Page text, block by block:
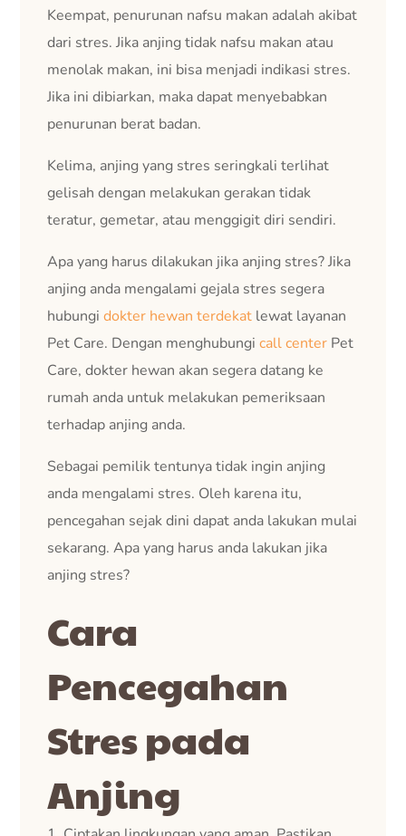
Keempat, penurunan nafsu makan adalah akibat
dari stres. Jika anjing tidak nafsu makan atau
menolak makan, ini bisa menjadi indikasi stres.
Jika ini dibiarkan, maka dapat menyebabkan
penurunan berat badan.
Kelima, anjing yang stres seringkali terlihat
gelisah dengan melakukan gerakan tidak
teratur, gemetar, atau menggigit diri sendiri.
Apa yang harus dilakukan jika anjing stres? Jika
anjing anda mengalami gejala stres segera
hubungidokter hewan terdekat lewat layanan
Pet Care. Dengan menghubungicall center Pet
Care, dokter hewan akan segera datang ke
rumah anda untuk melakukan pemeriksaan
terhadap anjing anda.
Sebagai pemilik tentunya tidak ingin anjing
anda mengalami stres. Oleh karena itu,
pencegahan sejak dini dapat anda lakukan mulai
sekarang. Apa yang harus anda lakukan jika
anjing stres?
Cara
Pencegahan
Stres pada
Anjing